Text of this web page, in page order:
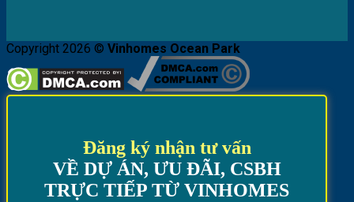
Copyright 2026 © Vinhomes Ocean Park
Đăng ký nhận tư vấn
VỀ DỰ ÁN, ƯU ĐÃI, CSBH
TRỰC TIẾP TỪ VINHOMES